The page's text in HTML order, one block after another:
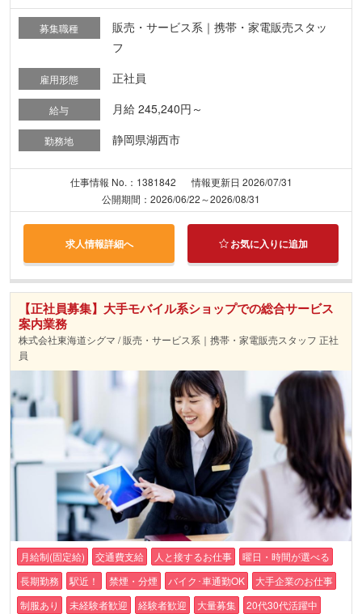
募集職種
販売・サービス系｜携帯・家電販売スタッ
フ
雇用形態 正社員
給与 月給 245,240円～
勤務地 静岡県湖西市
仕事情報 No.：1381842
情報更新日 2026/07/31
公開期間：2026/06/22～2026/08/31
求人情報詳細へ お気に入りに追加
【正社員募集】大手モバイル系ショップでの総合サービス
案内業務
株式会社東海道シグマ / 販売・サービス系｜携帯・家電販売スタッフ 正社
員
月給制(固定給) 交通費支給 人と接するお仕事
曜日・時間が選べる
長期勤務
駅近！ 禁煙・分煙 バイク･車通勤OK
大手企業のお仕事
制服あり
未経験者歓迎 経験者歓迎 大量募集
20代30代活躍中